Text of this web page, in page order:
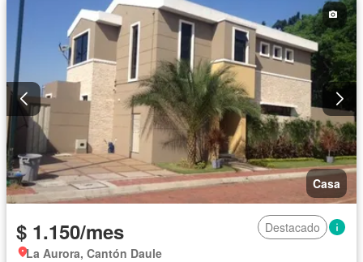
Cancha de tenis
Solo familias Sin amoblar
Casa
$ 1.150/mes
Destacado
La Aurora, Cantón Daule